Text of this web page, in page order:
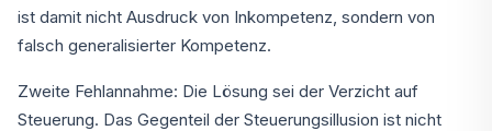
ist damit nicht Ausdruck von Inkompetenz, sondern von
falsch generalisierter Kompetenz.
Zweite Fehlannahme: Die Lösung sei der Verzicht auf
Steuerung. Das Gegenteil der Steuerungsillusion ist nicht